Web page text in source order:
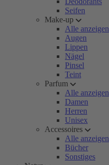
Seifen
Make-up
Alle anzeigen
Augen
Lippen
Nägel
Pinsel
Teint
Parfum
Alle anzeigen
Damen
Herren
Unisex
Accessoires
Alle anzeigen
Bücher
Sonstiges